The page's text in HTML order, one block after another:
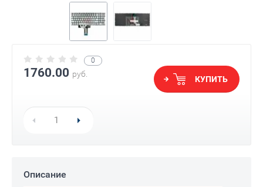
0
1760.00 руб.
КУПИТЬ
Описание